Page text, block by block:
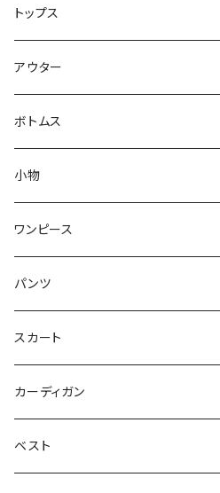
トップス
セーター
カットソー
シャツ
ブラウス
Tシャツ
タンクトップ
アウター
パーカー
ブルゾン
ボトムス
小物
シューズ
ワンピース
パンツ
スカート
ジャンバースカート
カーディガン
ベスト